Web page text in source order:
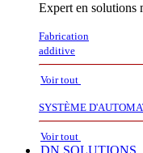
Expert en solutions
Fabrication
additive
Voir tout
SYSTÈME
Voir tout